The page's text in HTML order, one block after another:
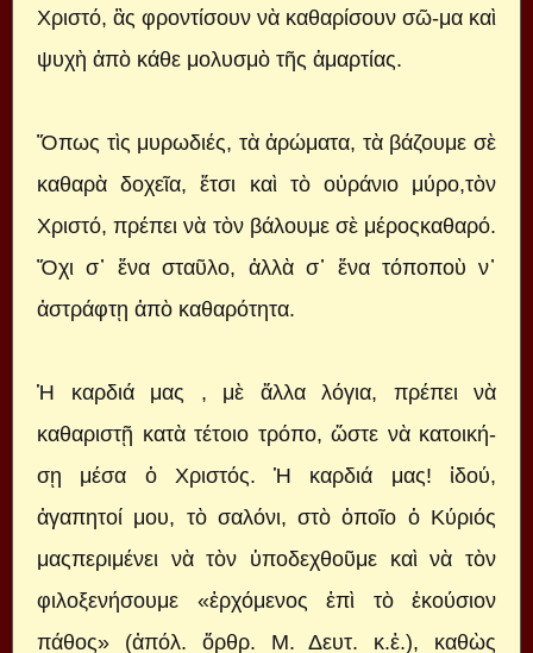
Χριστό, ἂς φροντίσουν νὰ καθαρίσουν σῶ-μα καὶ
ψυχὴ ἀπὸ κάθε μολυσμὸ τῆς ἁμαρτίας.
Ὅπως τὶς μυρωδιές, τὰ ἀρώματα, τὰ βάζουμε σὲ
καθαρὰ δοχεῖα, ἔτσι καὶ τὸ οὐράνιο μύρο,τὸν
Χριστό, πρέπει νὰ τὸν βάλουμε σὲ μέροςκαθαρό.
Ὄχι σ᾿ ἕνα σταῦλο, ἀλλὰ σ᾿ ἕνα τόποποὺ ν᾿
ἀστράφτῃ ἀπὸ καθαρότητα.
Ἡ καρδιά μας , μὲ ἄλλα λόγια, πρέπει νὰ
καθαριστῇ κατὰ τέτοιο τρόπο, ὥστε νὰ κατοική-
σῃ μέσα ὁ Χριστός. Ἡ καρδιά μας! ἰδού,
ἀγαπητοί μου, τὸ σαλόνι, στὸ ὁποῖο ὁ Κύριός
μαςπεριμένει νὰ τὸν ὑποδεχθοῦμε καὶ νὰ τὸν
φιλοξενήσουμε «ἐρχόμενος ἐπὶ τὸ ἑκούσιον
πάθος» (ἀπόλ. ὄρθρ. Μ. Δευτ. κ.ἑ.), καθὼς